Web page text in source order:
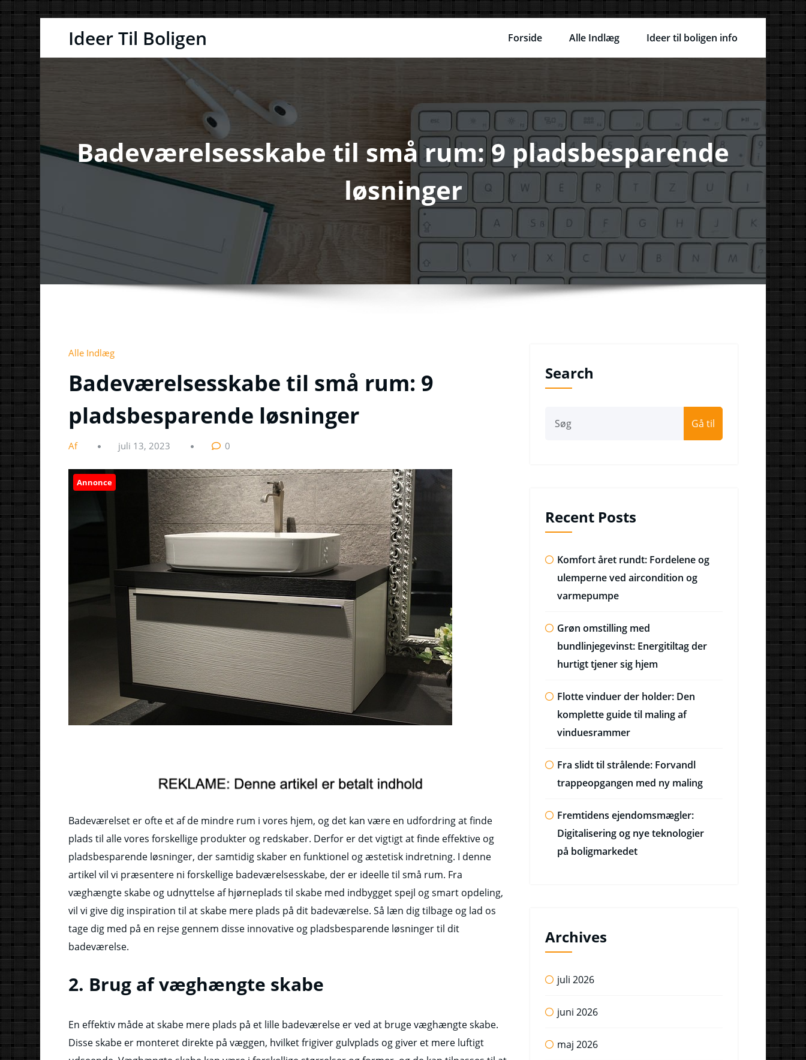
Ideer Til Boligen Forside Alle Indlæg Ideer til boligen info
Badeværelsesskabe til små rum: 9 pladsbesparende
løsninger
Alle Indlæg
Badeværelsesskabe til små rum: 9
pladsbesparende løsninger
Af juli 13, 2023 0
Annonce
Badeværelset er ofte et af de mindre rum i vores hjem, og det kan være en udfordring at finde
plads til alle vores forskellige produkter og redskaber. Derfor er det vigtigt at finde effektive og
pladsbesparende løsninger, der samtidig skaber en funktionel og æstetisk indretning. I denne
artikel vil vi præsentere ni forskellige badeværelsesskabe, der er ideelle til små rum. Fra
væghængte skabe og udnyttelse af hjørneplads til skabe med indbygget spejl og smart opdeling,
vil vi give dig inspiration til at skabe mere plads på dit badeværelse. Så læn dig tilbage og lad os
tage dig med på en rejse gennem disse innovative og pladsbesparende løsninger til dit
badeværelse.
2. Brug af væghængte skabe
En effektiv måde at skabe mere plads på et lille badeværelse er ved at bruge væghængte skabe.
Disse skabe er monteret direkte på væggen, hvilket frigiver gulvplads og giver et mere luftigt
Search
Gå til
Recent Posts
Komfort året rundt: Fordelene og
ulemperne ved aircondition og
varmepumpe
Grøn omstilling med
bundlinjegevinst: Energitiltag der
hurtigt tjener sig hjem
Flotte vinduer der holder: Den
komplette guide til maling af
vinduesrammer
Fra slidt til strålende: Forvandl
trappeopgangen med ny maling
Fremtidens ejendomsmægler:
Digitalisering og nye teknologier
på boligmarkedet
Archives
juli 2026
juni 2026
maj 2026